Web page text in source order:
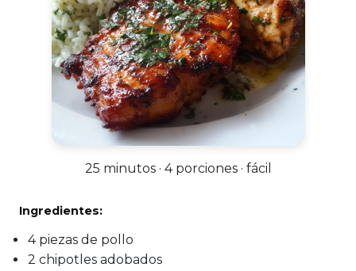
25 minutos · 4 porciones · fácil
Ingredientes:
4 piezas de pollo
2 chipotles adobados